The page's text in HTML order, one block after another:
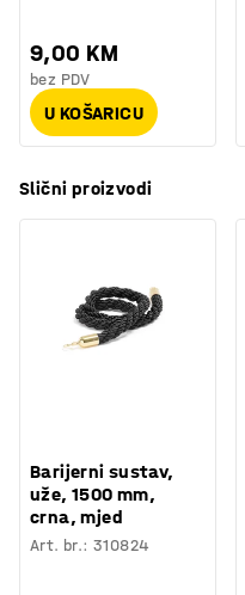
9,00 KM
bez PDV
U KOŠARICU
Slični proizvodi
Barijerni sustav,
uže, 1500 mm,
crna, mjed
Art. br.:310824